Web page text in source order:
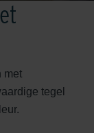
met
tegel